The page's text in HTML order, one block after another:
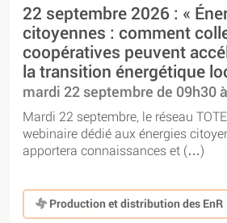
22 septembre 2026 : «
citoyennes : comment
coopératives peuvent
la transition énergétique
mardi 22 septembre de 09h30
Mardi 22 septembre, le réseau
webinaire dédié aux énergies
apportera connaissances et (…)
Production et distribution des EnR